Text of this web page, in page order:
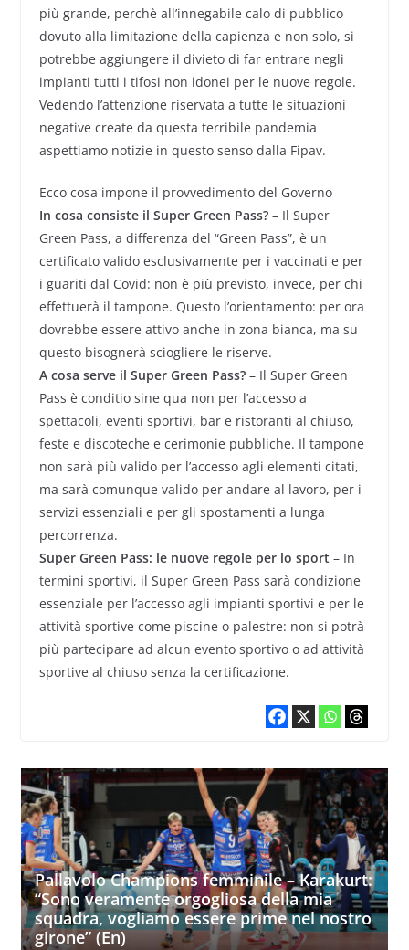
più grande, perchè all’innegabile calo di pubblico
dovuto alla limitazione della capienza e non solo, si
potrebbe aggiungere il divieto di far entrare negli
impianti tutti i tifosi non idonei per le nuove regole.
Vedendo l’attenzione riservata a tutte le situazioni
negative create da questa terribile pandemia
aspettiamo notizie in questo senso dalla Fipav.
Ecco cosa impone il provvedimento del Governo
In cosa consiste il Super Green Pass?– Il Super
Green Pass, a differenza del “Green Pass”, è un
certificato valido esclusivamente per i vaccinati e per
i guariti dal Covid: non è più previsto, invece, per chi
effettuerà il tampone. Questo l’orientamento: per ora
dovrebbe essere attivo anche in zona bianca, ma su
questo bisognerà sciogliere le riserve.
A cosa serve il Super Green Pass?– Il Super Green
Pass è conditio sine qua non per l’accesso a
spettacoli, eventi sportivi, bar e ristoranti al chiuso,
feste e discoteche e cerimonie pubbliche. Il tampone
non sarà più valido per l’accesso agli elementi citati,
ma sarà comunque valido per andare al lavoro, per i
servizi essenziali e per gli spostamenti a lunga
percorrenza.
Super Green Pass: le nuove regole per lo sport – In
termini sportivi, il Super Green Pass sarà condizione
essenziale per l’accesso agli impianti sportivi e per le
attività sportive come piscine o palestre: non si potrà
più partecipare ad alcun evento sportivo o ad attività
sportive al chiuso senza la certificazione.
Pallavolo Champions femminile – Karakurt:
“Sono veramente orgogliosa della mia
squadra, vogliamo essere prime nel nostro
girone” (En)